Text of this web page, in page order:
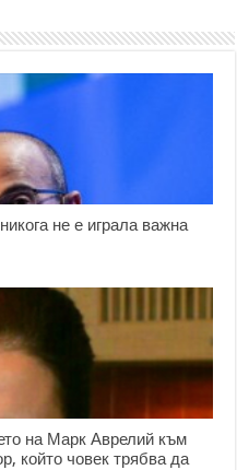
не е играла важна
на Марк Аврелий към
който човек трябва да